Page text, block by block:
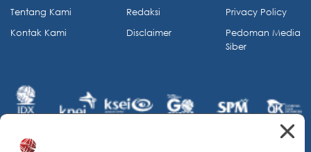
Tentang Kami
Kontak Kami
Redaksi
Disclaimer
Privacy Policy
Pedoman Media
Siber